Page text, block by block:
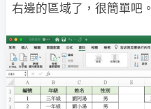
右邊的區域了，很簡單吧。